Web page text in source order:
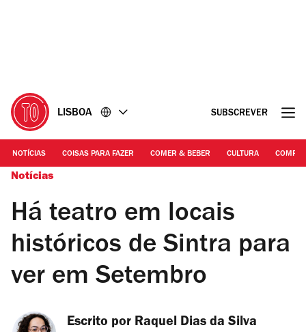
LISBOA SUBSCREVER
NOTÍCIAS COISAS PARA FAZER COMER & BEBER CULTURA
Notícias
Há teatro em locais
históricos de Sintra para
ver em Setembro
Escrito por Raquel Dias da Silva